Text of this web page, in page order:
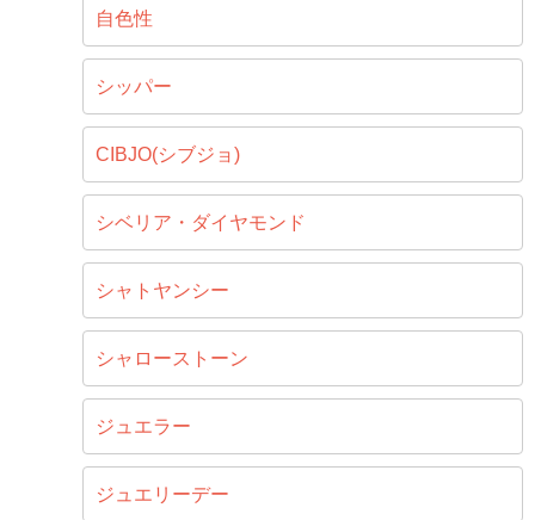
自色性
シッパー
CIBJO(シブジョ)
シベリア・ダイヤモンド
シャトヤンシー
シャローストーン
ジュエラー
ジュエリーデー